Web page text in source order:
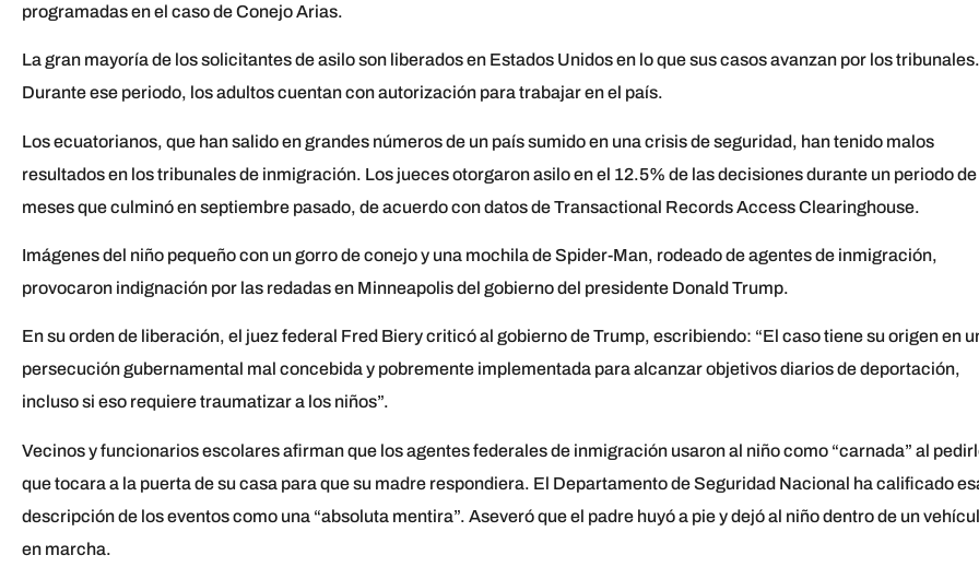
programadas en el caso de Conejo Arias.
La gran mayoría de los solicitantes de asilo son liberados en Estados Unidos en lo que sus casos avanzan por los tribunales.
Durante ese periodo, los adultos cuentan con autorización para trabajar en el país.
Los ecuatorianos, que han salido en grandes números de un país sumido en una crisis de seguridad, han tenido malos
resultados en los tribunales de inmigración. Los jueces otorgaron asilo en el 12.5% de las decisiones durante un periodo de
meses que culminó en septiembre pasado, de acuerdo con datos de Transactional Records Access Clearinghouse.
Imágenes del niño pequeño con un gorro de conejo y una mochila de Spider-Man, rodeado de agentes de inmigración,
provocaron indignación por las redadas en Minneapolis del gobierno del presidente Donald Trump.
En su orden de liberación, el juez federal Fred Biery criticó al gobierno de Trump, escribiendo: “El caso tiene su origen en
persecución gubernamental mal concebida y pobremente implementada para alcanzar objetivos diarios de deportación,
incluso si eso requiere traumatizar a los niños”.
Vecinos y funcionarios escolares afirman que los agentes federales de inmigración usaron al niño como “carnada” al
que tocara a la puerta de su casa para que su madre respondiera. El Departamento de Seguridad Nacional ha calificado
descripción de los eventos como una “absoluta mentira”. Aseveró que el padre huyó a pie y dejó al niño dentro de un
en marcha.